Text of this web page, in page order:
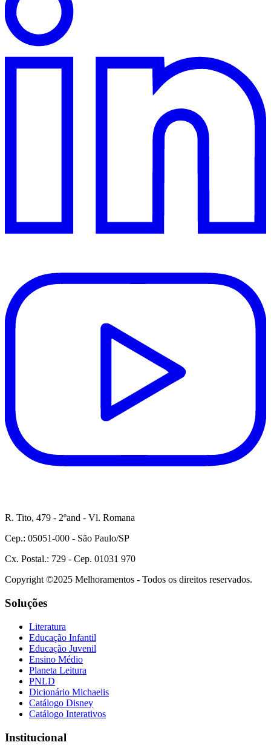
R. Tito, 479 - 2ºand - Vl. Romana
Cep.: 05051-000 - São Paulo/SP
Cx. Postal.: 729 - Cep. 01031 970
Copyright ©2025 Melhoramentos - Todos os direitos reservados.
Soluções
Literatura
Educação Infantil
Educação Juvenil
Ensino Médio
Planeta Leitura
PNLD
Dicionário Michaelis
Catálogo Disney
Catálogo Interativos
Institucional